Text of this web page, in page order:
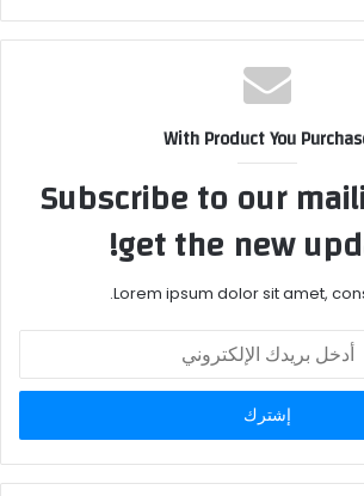
With Product You
Subscribe to our
get the new
Lorem ipsum dolor sit amet,